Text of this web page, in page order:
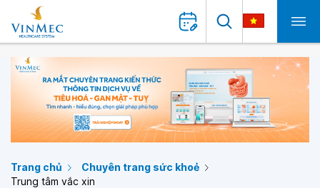
Trang chủ
Chuyên trang sức khoẻ
Trung tâm vắc xin